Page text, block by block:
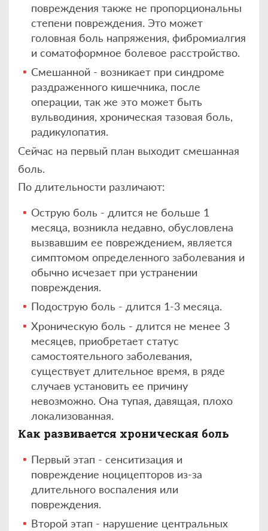
повреждения также не пропорциональны
степени повреждения. Это может
головная боль напряжения, фибромиалгия
и соматоформное болевое расстройство.
Смешанной - возникает при синдроме
раздраженного кишечника, после
операции, так же это может быть
вульводиния, хроническая тазовая боль,
радикулопатия.
Сейчас на первый план выходит смешанная
боль.
По длительности различают:
Острую боль - длится не больше 1
месяца, возникла недавно, обусловлена
вызвавшим ее повреждением, является
симптомом определенного заболевания и
обычно исчезает при устранении
повреждения.
Подострую боль - длится 1-3 месяца.
Хроническую боль - длится не менее 3
месяцев, приобретает статус
самостоятельного заболевания,
существует длительное время, в ряде
случаев установить ее причину
невозможно. Она тупая, давящая, плохо
локализованная.
Как развивается хроническая боль
Первый этап - сенситизация и
повреждение ноцицепторов из-за
длительного воспаления или
повреждения.
Второй этап - нарушение центральных